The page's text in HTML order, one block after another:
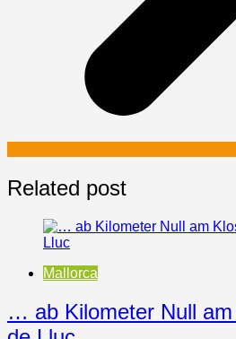
Related post
Mallorca
… ab Kilometer Null